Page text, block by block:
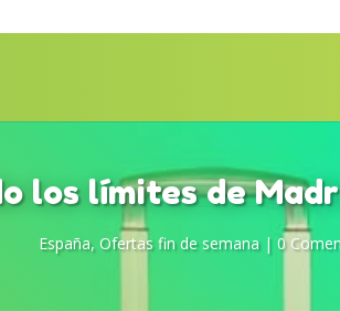
los límites de
España, Ofertas fin de semana| 0